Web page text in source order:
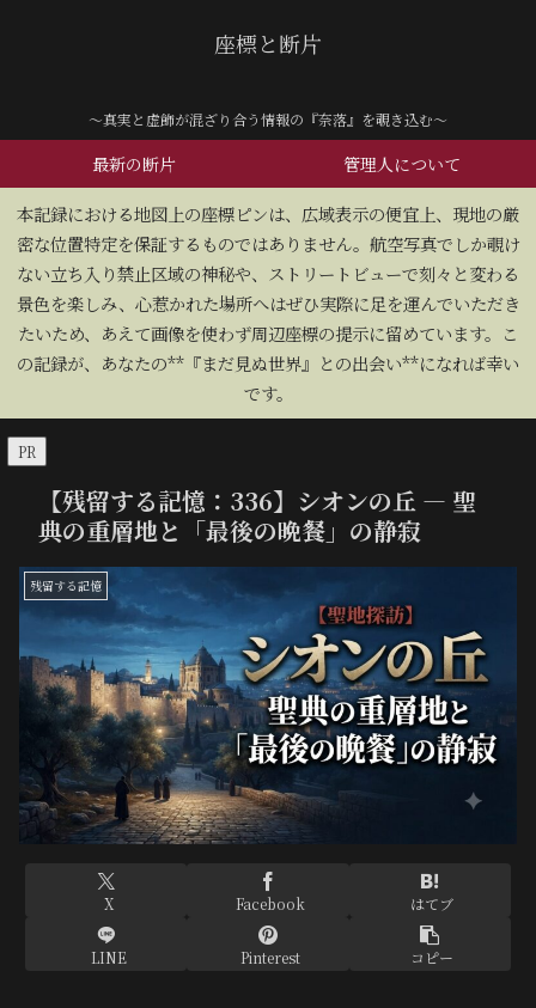
座標と断片
～真実と虚飾が混ざり合う情報の『奈落』を覗き込む～
最新の断片 管理人について
​本記録における地図上の座標ピンは、広域表示の便宜上、現地の厳
密な位置特定を保証するものではありません。航空写真でしか覗け
ない立ち入り禁止区域の神秘や、ストリートビューで刻々と変わる
景色を楽しみ、心惹かれた場所へはぜひ実際に足を運んでいただき
たいため、あえて画像を使わず周辺座標の提示に留めています。こ
の記録が、あなたの**『まだ見ぬ世界』との出会い**になれば幸い
です。
PR
【残留する記憶：336】シオンの丘 — 聖
典の重層地と「最後の晩餐」の静寂
残留する記憶
X Facebook はてブ
LINE Pinterest コピー